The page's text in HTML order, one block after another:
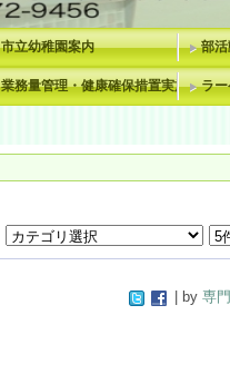
市立幼稚園案内 部
業務量管理・健康確保措置実施計画
ラ
| by 専